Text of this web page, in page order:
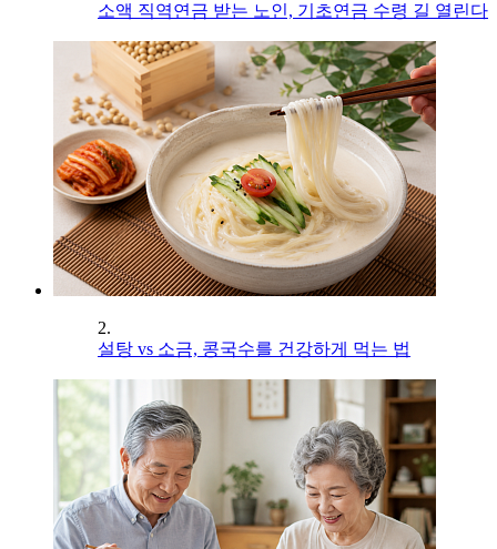
소액 직역연금 받는 노인, 기초연금 수령 길 열린다
2.
설탕 vs 소금, 콩국수를 건강하게 먹는 법